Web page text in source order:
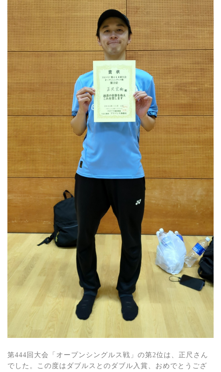
第444回大会「オープンシングルス戦」の第2位は、正尺さん
でした。この度はダブルスとのダブル入賞、おめでとうござ